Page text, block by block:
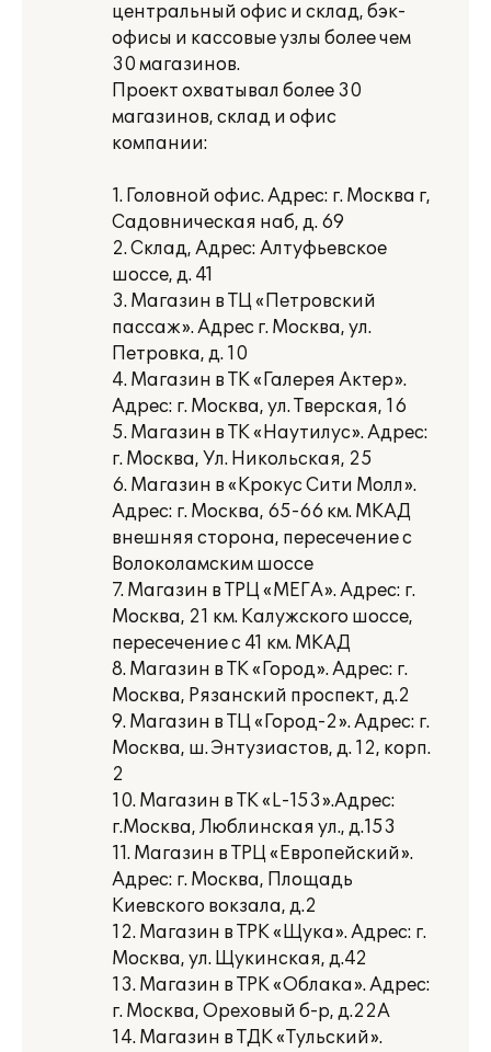
центральный офис и склад, бэк-
офисы и кассовые узлы более чем
30 магазинов.
Проект охватывал более 30
магазинов, склад и офис
компании:
1. Головной офис. Адрес: г. Москва г,
Садовническая наб, д. 69
2. Склад, Адрес: Алтуфьевское
шоссе, д. 41
3. Магазин в ТЦ «Петровский
пассаж». Адрес г. Москва, ул.
Петровка, д. 10
4. Магазин в ТК «Галерея Актер».
Адрес: г. Москва, ул. Тверская, 16
5. Магазин в ТК «Наутилус». Адрес:
г. Москва, Ул. Никольская, 25
6. Магазин в «Крокус Сити Молл».
Адрес: г. Москва, 65-66 км. МКАД
внешняя сторона, пересечение с
Волоколамским шоссе
7. Магазин в ТРЦ «МЕГА». Адрес: г.
Москва, 21 км. Калужского шоссе,
пересечение с 41 км. МКАД
8. Магазин в ТК «Город». Адрес: г.
Москва, Рязанский проспект, д.2
9. Магазин в ТЦ «Город-2». Адрес: г.
Москва, ш. Энтузиастов, д. 12, корп.
2
10. Магазин в ТК «L-153».Адрес:
г.Москва, Люблинская ул., д.153
11. Магазин в ТРЦ «Европейский».
Адрес: г. Москва, Площадь
Киевского вокзала, д.2
12. Магазин в ТРК «Щука». Адрес: г.
Москва, ул. Щукинская, д.42
13. Магазин в ТРК «Облака». Адрес:
г. Москва, Ореховый б-р, д.22А
14. Магазин в ТДК «Тульский».